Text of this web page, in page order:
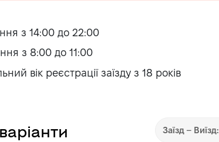
з 14:00 до 22:00
з 8:00 до 11:00
вік реєстрації заїзду з 18 років
Заїзд – Виїзд: